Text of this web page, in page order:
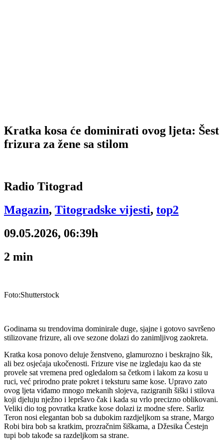
Kratka kosa će dominirati ovog ljeta: Šest
frizura za žene sa stilom
Radio Titograd
Magazin, Titogradske vijesti, top2
09.05.2026, 06:39h
2 min
Foto:Shutterstock
Godinama su trendovima dominirale duge, sjajne i gotovo savršeno
stilizovane frizure, ali ove sezone dolazi do zanimljivog zaokreta.
Kratka kosa ponovo deluje ženstveno, glamurozno i beskrajno šik,
ali bez osjećaja ukočenosti. Frizure vise ne izgledaju kao da ste
provele sat vremena pred ogledalom sa četkom i lakom za kosu u
ruci, već prirodno prate pokret i teksturu same kose. Upravo zato
ovog ljeta viđamo mnogo mekanih slojeva, razigranih šiški i stilova
koji djeluju nježno i lepršavo čak i kada su vrlo precizno oblikovani.
Veliki dio tog povratka kratke kose dolazi iz modne sfere. Sarliz
Teron nosi elegantan bob sa dubokim razdjeljkom sa strane, Margo
Robi bira bob sa kratkim, prozračnim šiškama, a Džesika Čestejn
tupi bob takođe sa razdeljkom sa strane.